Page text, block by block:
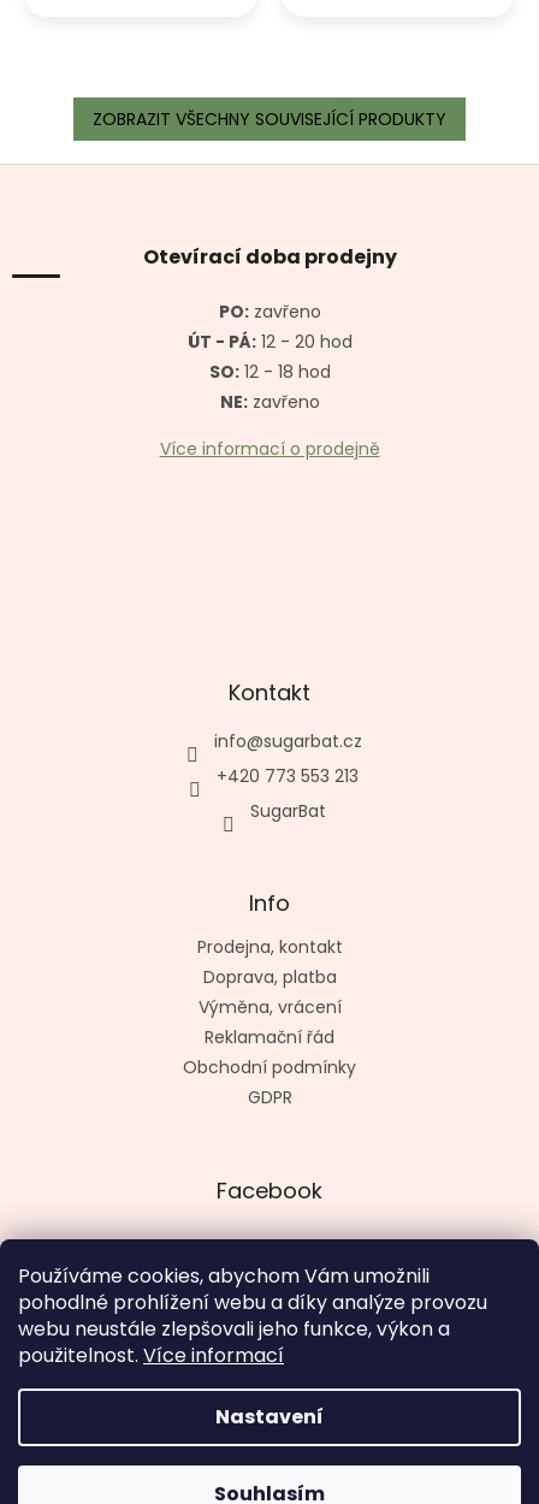
Používáme cookies, abychom Vám umožnili
pohodlné prohlížení webu a díky analýze provozu
webu neustále zlepšovali jeho funkce, výkon a
použitelnost. Více informací
Nastavení
Souhlasím
V termínu 18. 8. - 4. 9. otevřeno út - pá 12 - 19 hod., so, ne a
ZOBRAZIT VŠECHNY SOUVISEJÍCÍ PRODUKTY
Z
Otevírací doba prodejny
PO:zavřeno
ÚT - PÁ:12 - 20 hod
SO:12 - 18 hod
NE:zavřeno
Více informací o prodejně
Kontakt
info@sugarbat.cz
+420 773 553 213
SugarBat
Info
Prodejna, kontakt
Doprava, platba
Výměna, vrácení
Reklamační řád
Obchodní podmínky
GDPR
Facebook
Vytvořil kashop.cz
Vytvořil Shoptet
SugarBat.cz. Všechna práva vyhrazena.